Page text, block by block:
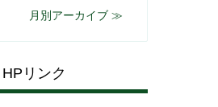
月別アーカイブ ≫
リンク